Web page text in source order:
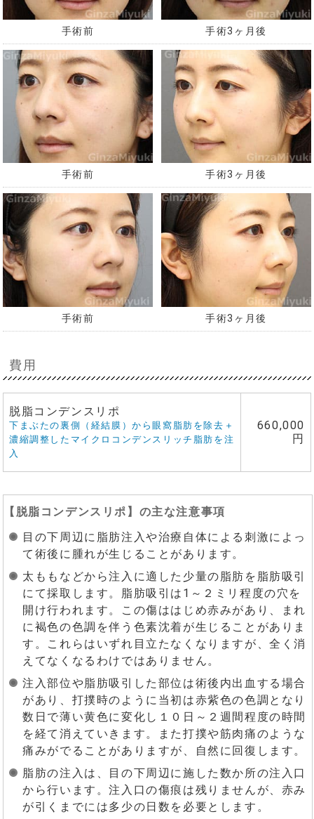
手術前 手術3ヶ月後
手術前 手術3ヶ月後
手術前 手術3ヶ月後
費用
脱脂コンデンスリポ
下まぶたの裏側（経結膜）から眼窩脂肪を除去＋
濃縮調整したマイクロコンデンスリッチ脂肪を注
入
660,000
円
【 脱脂コンデンスリポ 】の主な注意事項
目の下周辺に脂肪注入や治療自体による刺激によっ
て術後に腫れが生じることがあります。
太ももなどから注入に適した少量の脂肪を脂肪吸引
にて採取します。脂肪吸引は1～２ミリ程度の穴を
開け行われます。この傷ははじめ赤みがあり、まれ
に褐色の色調を伴う色素沈着が生じることがありま
す。これらはいずれ目立たなくなりますが、全く消
えてなくなるわけではありません。
注入部位や脂肪吸引した部位は術後内出血する場合
があり、打撲時のように当初は赤紫色の色調となり
数日で薄い黄色に変化し１０日～２週間程度の時間
を経て消えていきます。また打撲や筋肉痛のような
痛みがでることがありますが、自然に回復します。
脂肪の注入は、目の下周辺に施した数か所の注入口
から行います。注入口の傷痕は残りませんが、赤み
が引くまでには多少の日数を必要とします。